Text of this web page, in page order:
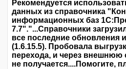
Рекомендуется
данных из справочника
информационных баз
7.7"."...Справочники
все последние обновления
(1.6.15.5). Пробовала
перехода, и через внешнюю
не получается....Помогите,